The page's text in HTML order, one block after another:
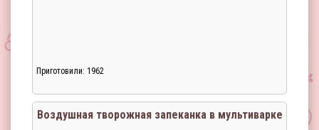
Приготовили: 1962
Воздушная творожная запеканка в мультиварке